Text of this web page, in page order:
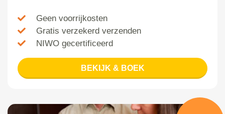
Geen voorrijkosten
Gratis verzekerd verzenden
NIWO gecertificeerd
BEKIJK & BOEK